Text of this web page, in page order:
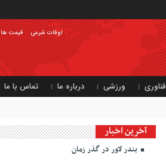
قیمت ها اوقات شرعی
فناوری ورزشی درباره ما تماس با ما
آخرین اخبار
بندر لاور در گذر زمان